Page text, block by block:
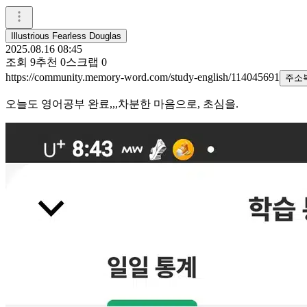
Illustrious Fearless Douglas
2025.08.16 08:45
조회 9추천 0스크랩 0
https://community.memory-word.com/study-english/114045691
주소
오늘도 영어공부 완료,,,차분한 마음으로, 초심을.